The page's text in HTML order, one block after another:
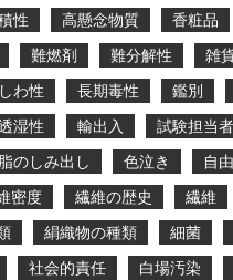
性 高懸念物質 香粧品
難燃剤 難分解性 雑
わ性 長期毒性 鑑別
湿性 輸出入 試験担当
のしみ出し 色泣き 自
密度 繊維の歴史 繊維
絹織物の種類 細菌
社会的責任 白場汚染